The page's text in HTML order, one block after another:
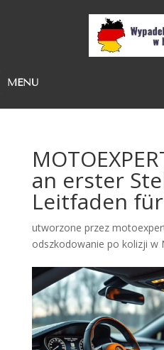
MENU
an erster
Leitfaden
utworzone przez
odszkodowanie po kolizji w